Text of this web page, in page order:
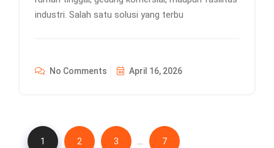
industri. Salah satu solusi yang terbu
No Comments April 16, 2026
1 2 3 … 7